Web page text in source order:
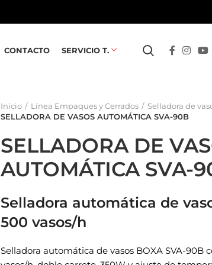
CONTACTO SERVICIO T.
Inicio Línea Empaques y Cerrados
Selladora de
SELLADORA DE VASOS AUTOMÁTICA SVA-90B
SELLADORA DE
AUTOMÁTICA SVA-
Selladora automática de
500 vasos/h
Selladora automática de vasos BOXA SVA-90B